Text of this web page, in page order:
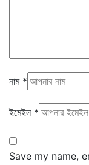
নাম *
ইমেইল *
Save my name,